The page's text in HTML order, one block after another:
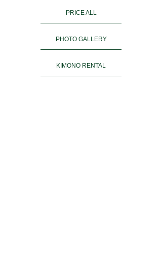
PRICE ALL
PHOTO GALLERY
KIMONO RENTAL